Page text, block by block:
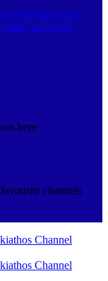
αγαπημένο του
τόπος με ψυχή»
here
channels